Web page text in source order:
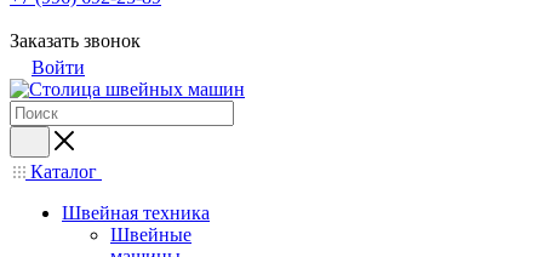
Заказать звонок
Войти
Каталог
Швейная техника
Швейные